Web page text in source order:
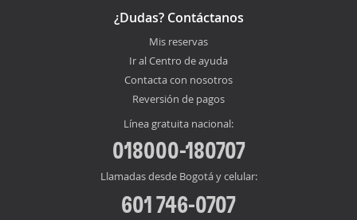
¿Dudas? Contáctanos
Mis reservas
Ir al Centro de ayuda
Contacta con nosotros
Reversión de pagos
Línea gratuita nacional:
018000-180707
Llamadas desde Bogotá y celular:
601 746-0707